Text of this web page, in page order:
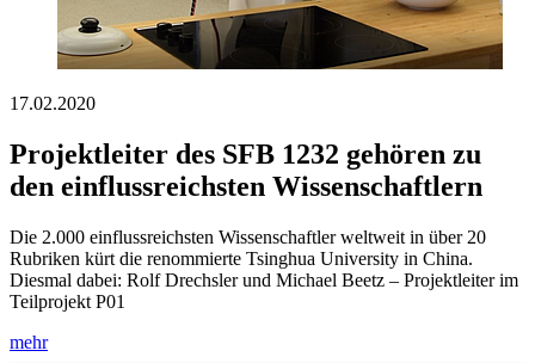
17.02.2020
Projektleiter des SFB 1232 gehören zu
den einflussreichsten Wissenschaftlern
Die 2.000 einflussreichsten Wissenschaftler weltweit in über 20
Rubriken kürt die renommierte Tsinghua University in China.
Diesmal dabei: Rolf Drechsler und Michael Beetz – Projektleiter im
Teilprojekt P01
mehr